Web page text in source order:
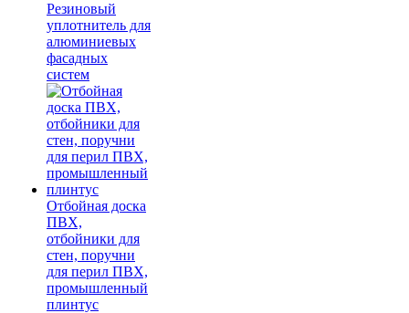
Резиновый
уплотнитель для
алюминиевых
фасадных
систем
Отбойная доска
ПВХ,
отбойники для
стен, поручни
для перил ПВХ,
промышленный
плинтус